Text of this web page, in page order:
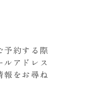
予約する際
ルアドレス
報をお尋ね